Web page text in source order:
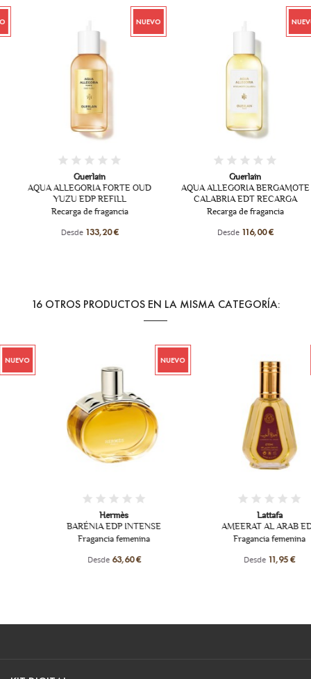
NUEVO
Guerlain
AQUA ALLEGORIA FORTE OUD
YUZU EDP REFILL
Recarga de fragancia
Desde133,20 €
NUEVO
Guerlain
AQUA ALLEGORIA BERGAMOTE
CALABRIA EDT RECARGA
Recarga de fragancia
Desde116,00 €
16 OTROS PRODUCTOS EN LA MISMA CATEGORÍA:
BARÉNIA EDP INTENSE
Fragancia femenina
63,60 €
NUEVO
AMEERAT AL ARAB EDP
Fragancia femenina
11,95 €